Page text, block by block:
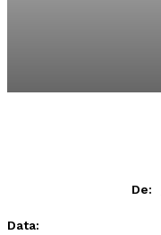
De:
Data: